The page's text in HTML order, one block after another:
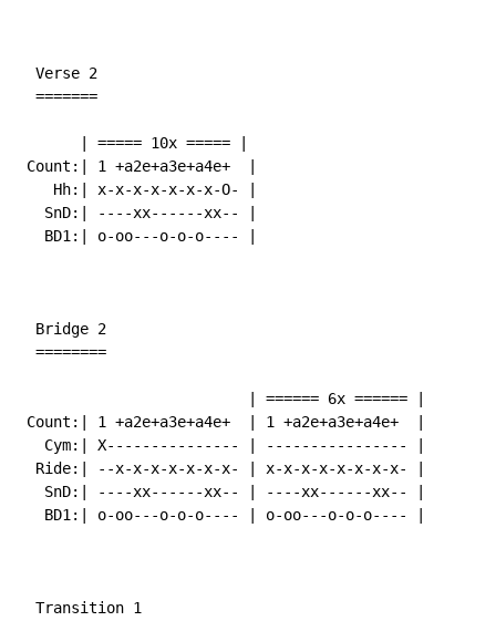
  Verse 2
  =======
       | ===== 10x ===== |
Count:| 1 +a2e+a3e+a4e+  |
    Hh:| x-x-x-x-x-x-x-O- |
   SnD:| ----xx------xx-- |
   BD1:| o-oo---o-o-o---- |
  Bridge 2
  ========
                          | ====== 6x ====== |
Count:| 1 +a2e+a3e+a4e+  | 1 +a2e+a3e+a4e+  |
   Cym:| X--------------- | ---------------- |
  Ride:| --x-x-x-x-x-x-x- | x-x-x-x-x-x-x-x- |
   SnD:| ----xx------xx-- | ----xx------xx-- |
   BD1:| o-oo---o-o-o---- | o-oo---o-o-o---- |
  Transition 1